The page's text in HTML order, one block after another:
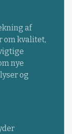
af
om kvalitet,
nye
og